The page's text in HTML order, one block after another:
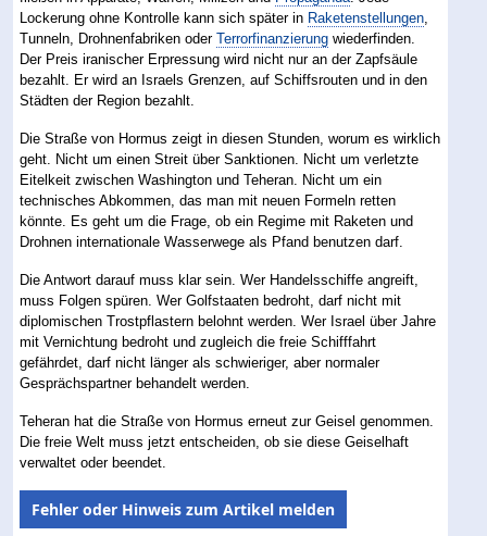
Lockerung ohne Kontrolle kann sich später in Raketenstellungen
Tunneln, Drohnenfabriken oderTerrorfinanzierung wiederfinden.
Der Preis iranischer Erpressung wird nicht nur an der Zapfsäule
bezahlt. Er wird an Israels Grenzen, auf Schiffsrouten und in den
Städten der Region bezahlt.
Die Straße von Hormus zeigt in diesen Stunden, worum es wirklich
geht. Nicht um einen Streit über Sanktionen. Nicht um verletzte
Eitelkeit zwischen Washington und Teheran. Nicht um ein
technisches Abkommen, das man mit neuen Formeln retten
könnte. Es geht um die Frage, ob ein Regime mit Raketen und
Drohnen internationale Wasserwege als Pfand benutzen darf.
Die Antwort darauf muss klar sein. Wer Handelsschiffe angreift,
muss Folgen spüren. Wer Golfstaaten bedroht, darf nicht mit
diplomischen Trostpflastern belohnt werden. Wer Israel über Jahre
mit Vernichtung bedroht und zugleich die freie Schifffahrt
gefährdet, darf nicht länger als schwieriger, aber normaler
Gesprächspartner behandelt werden.
Teheran hat die Straße von Hormus erneut zur Geisel genommen.
Die freie Welt muss jetzt entscheiden, ob sie diese Geiselhaft
verwaltet oder beendet.
Fehler oder Hinweis zum Artikel melden